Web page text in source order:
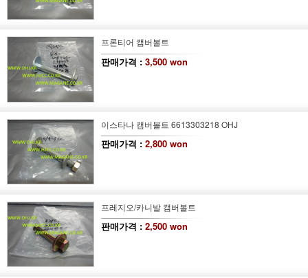
프론티어 캠버볼트
판매가격 : 3,500 won
이스타나 캠버볼트 6613303218 OHJ
판매가격 : 2,800 won
프레지오/카니발 캠버볼트
판매가격 : 2,500 won